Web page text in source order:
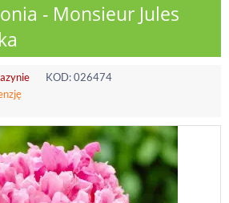
- Monsieur Jules
KOD:026474